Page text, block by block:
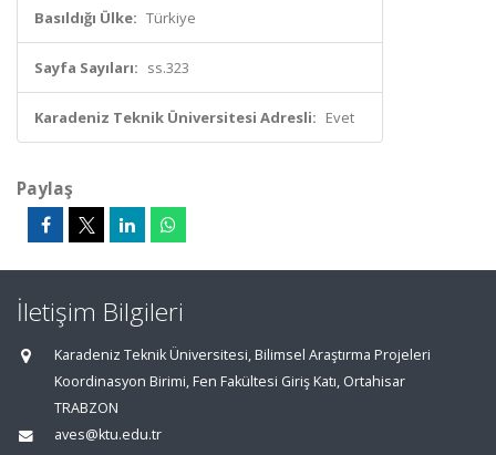
Basıldığı Ülke: Türkiye
Sayfa Sayıları: ss.323
Karadeniz Teknik Üniversitesi Adresli: Evet
Paylaş
İletişim Bilgileri
Karadeniz Teknik Üniversitesi, Bilimsel Araştırma Projeleri
Koordinasyon Birimi, Fen Fakültesi Giriş Katı, Ortahisar
TRABZON
aves@ktu.edu.tr